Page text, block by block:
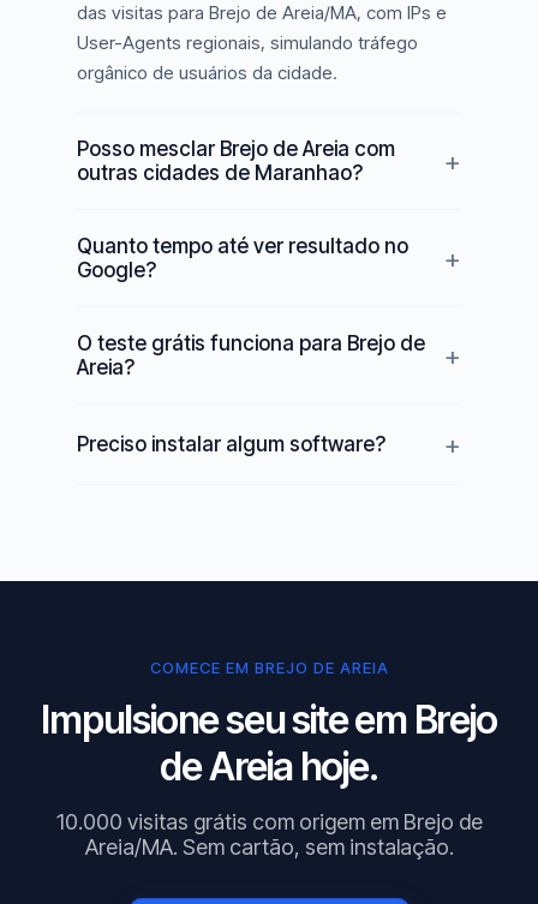
das visitas para Brejo de Areia/MA, com IPs e
User-Agents regionais, simulando tráfego
orgânico de usuários da cidade.
Posso mesclar Brejo de Areia com
outras cidades de Maranhao?
Quanto tempo até ver resultado no
Google?
O teste grátis funciona para Brejo de
Areia?
Preciso instalar algum software?
COMECE EM BREJO DE AREIA
Impulsione seu site em Brejo
de Areia hoje.
10.000 visitas grátis com origem em Brejo de
Areia/MA. Sem cartão, sem instalação.